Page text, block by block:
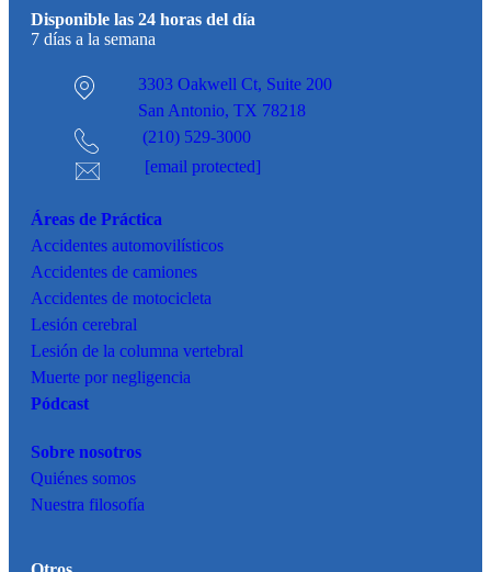
Disponible las 24 horas del día
7 días a la semana
3303 Oakwell Ct, Suite 200
San Antonio, TX 78218
(210) 529-3000
[email protected]
Áreas de Práctica
Accidentes automovilísticos
Accidentes de camiones
Accidentes de motocicleta
Lesión cerebral
Lesión de la columna vertebral
Muerte por negligencia
Pódcast
Sobre nosotros
Quiénes somos
Nuestra filosofía